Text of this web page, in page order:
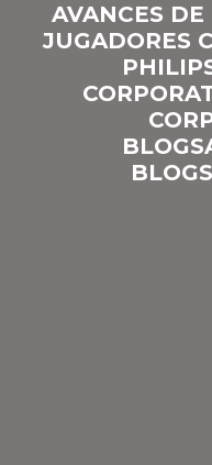
AVANCES
JUGADORES